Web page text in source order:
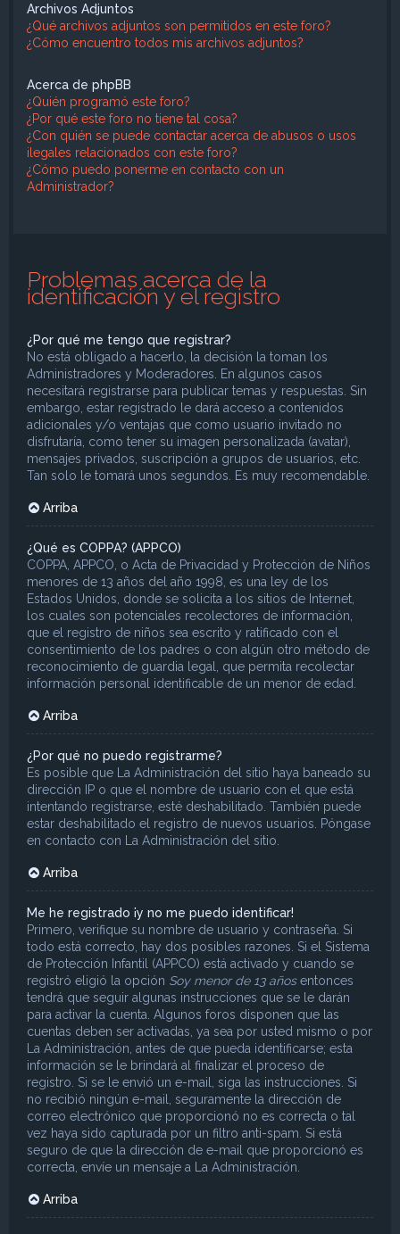
Archivos Adjuntos
¿Qué archivos adjuntos son permitidos en este foro?
¿Cómo encuentro todos mis archivos adjuntos?
Acerca de phpBB
¿Quién programó este foro?
¿Por qué este foro no tiene tal cosa?
¿Con quién se puede contactar acerca de abusos o usos
ilegales relacionados con este foro?
¿Cómo puedo ponerme en contacto con un
Administrador?
Problemas acerca de la
identificación y el registro
¿Por qué me tengo que registrar?
No está obligado a hacerlo, la decisión la toman los
Administradores y Moderadores. En algunos casos
necesitará registrarse para publicar temas y respuestas. Sin
embargo, estar registrado le dará acceso a contenidos
adicionales y/o ventajas que como usuario invitado no
disfrutaría, como tener su imagen personalizada (avatar),
mensajes privados, suscripción a grupos de usuarios, etc.
Tan solo le tomará unos segundos. Es muy recomendable.
Arriba
¿Qué es COPPA? (APPCO)
COPPA, APPCO, o Acta de Privacidad y Protección de Niños
menores de 13 años del año 1998, es una ley de los
Estados Unidos, donde se solicita a los sitios de Internet,
los cuales son potenciales recolectores de información,
que el registro de niños sea escrito y ratificado con el
consentimiento de los padres o con algún otro método de
reconocimiento de guardia legal, que permita recolectar
información personal identificable de un menor de edad.
Arriba
¿Por qué no puedo registrarme?
Es posible que La Administración del sitio haya baneado su
dirección IP o que el nombre de usuario con el que está
intentando registrarse, esté deshabilitado. También puede
estar deshabilitado el registro de nuevos usuarios. Póngase
en contacto con La Administración del sitio.
Arriba
Me he registrado ¡y no me puedo identificar!
Primero, verifique su nombre de usuario y contraseña. Si
todo está correcto, hay dos posibles razones. Si el Sistema
de Protección Infantil (APPCO) está activado y cuando se
registró eligió la opción Soy menor de 13 añosentonces
tendrá que seguir algunas instrucciones que se le darán
para activar la cuenta. Algunos foros disponen que las
cuentas deben ser activadas, ya sea por usted mismo o por
La Administración, antes de que pueda identificarse; esta
información se le brindará al finalizar el proceso de
registro. Si se le envió un e-mail, siga las instrucciones. Si
no recibió ningún e-mail, seguramente la dirección de
correo electrónico que proporcionó no es correcta o tal
vez haya sido capturada por un filtro anti-spam. Si está
seguro de que la dirección de e-mail que proporcionó es
correcta, envíe un mensaje a La Administración.
Arriba